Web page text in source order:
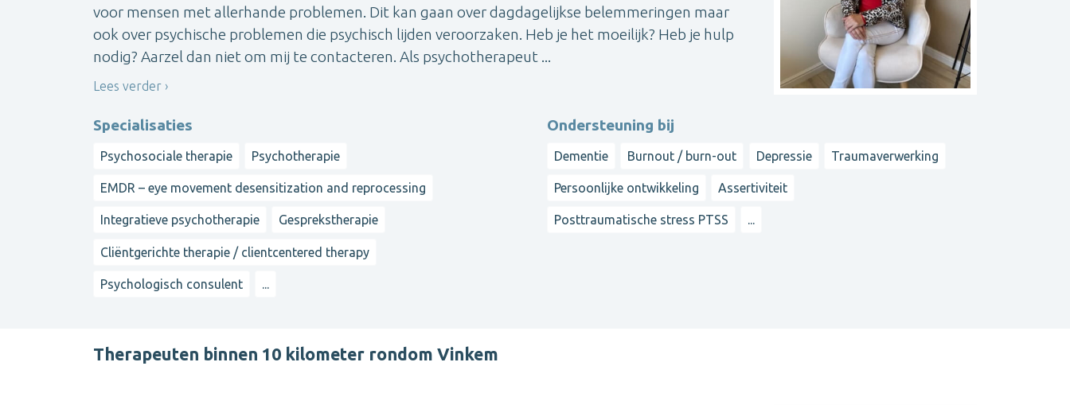
voor mensen met allerhande problemen. Dit kan gaan over dagdagelijkse belemmeringen maar
ook over psychische problemen die psychisch lijden veroorzaken. Heb je het moeilijk? Heb je hulp
nodig? Aarzel dan niet om mij te contacteren. Als psychotherapeut ...
Lees verder
Specialisaties
Psychosociale therapie Psychotherapie
EMDR – eye movement desensitization and reprocessing
Integratieve psychotherapie Gesprekstherapie
Cliëntgerichte therapie / clientcentered therapy
Psychologisch consulent ...
Ondersteuning bij
Dementie Burnout / burn-out Depressie Traumaverwerking
Persoonlijke ontwikkeling Assertiviteit
Posttraumatische stress PTSS ...
Therapeuten binnen 10 kilometer rondom Vinkem